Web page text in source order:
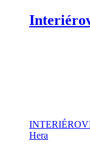
multiple
variants.
page
Hera